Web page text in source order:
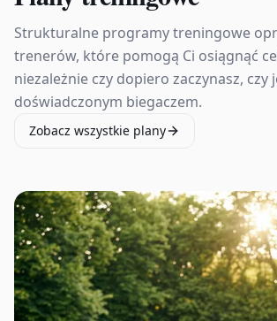
Strukturalne programy treningowe
trenerów, które pomogą Ci osiągnąć
niezależnie czy dopiero zaczynasz, czy
doświadczonym biegaczem.
Zobacz wszystkie plany